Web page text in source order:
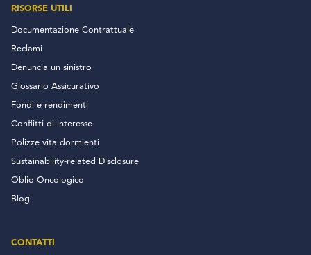
RISORSE UTILI
Documentazione Contrattuale
Reclami
Denuncia un sinistro
Glossario Assicurativo
Fondi e rendimenti
Conflitti di interesse
Polizze vita dormienti
Sustainability-related Disclosure
Oblio Oncologico
Blog
CONTATTI